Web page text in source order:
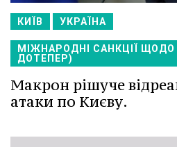
КИЇВ УКРАЇНА
МІЖНАРОДНІ САНКЦІЇ ЩОДО
ДОТЕПЕР)
Макрон рішуче
атаки по Києву.